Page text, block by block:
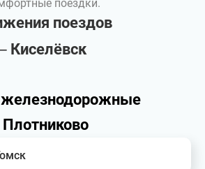
поездки.
поездов
Киселёвск